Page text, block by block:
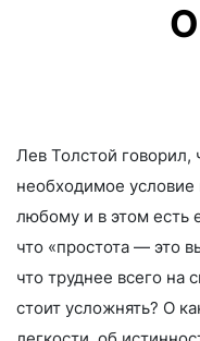
Лев Толстой говорил,
необходимое условие
любому и в этом есть
что «простота — это
что труднее всего на
стоит усложнять? О